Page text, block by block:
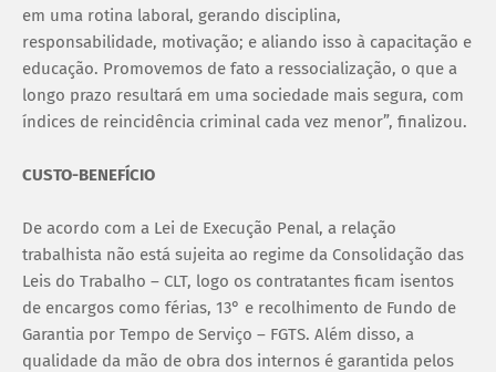
em uma rotina laboral, gerando disciplina,
responsabilidade, motivação; e aliando isso à capacitação e
educação. Promovemos de fato a ressocialização, o que a
longo prazo resultará em uma sociedade mais segura, com
índices de reincidência criminal cada vez menor”, finalizou.
CUSTO-BENEFÍCIO
De acordo com a Lei de Execução Penal, a relação
trabalhista não está sujeita ao regime da Consolidação das
Leis do Trabalho – CLT, logo os contratantes ficam isentos
de encargos como férias, 13° e recolhimento de Fundo de
Garantia por Tempo de Serviço – FGTS. Além disso, a
qualidade da mão de obra dos internos é garantida pelos